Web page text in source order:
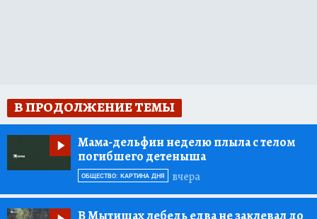
В ПРОДОЛЖЕНИЕ ТЕМЫ
Мама-дельфин неделю плыла с телом
погибшего детеныша
вчера
ОБЩЕСТВО: КАРТИНА ДНЯ
В Мытищах лебедь едва не заклевал до